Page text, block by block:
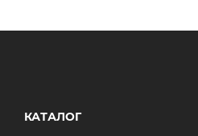
КАТАЛОГ